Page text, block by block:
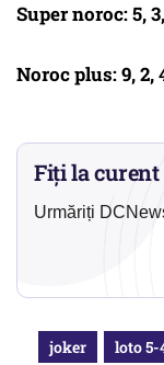
Super noroc: 5,
Noroc plus: 9, 2,
Fiți la
Urmăriți
joker loto 5-